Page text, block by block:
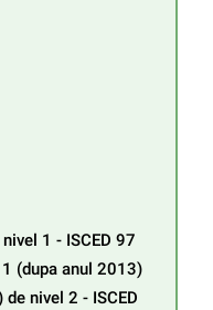
1 - ISCED 97
(dupa anul 2013)
nivel 2 - ISCED